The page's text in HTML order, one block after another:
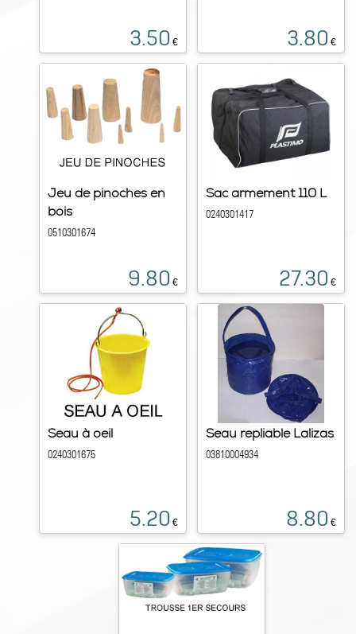
3.50 € 3.80 €
Jeu de pinoches en
bois
0510301674
9.80 €
Sac armement 110 L
0240301417
27.30 €
Seau à oeil
0240301675
5.20 €
Seau repliable Lalizas
03810004934
8.80 €